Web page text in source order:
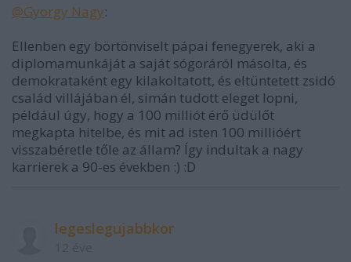
@Gyorgy Nagy:
Ellenben egy börtönviselt pápai fenegyerek, aki a
diplomamunkáját a saját sógoráról másolta, és
demokrataként egy kilakoltatott, és eltüntetett zsidó
család villájában él, simán tudott eleget lopni,
például úgy, hogy a 100 milliót érő üdülőt
megkapta hitelbe, és mit ad isten 100 millióért
visszabéretle tőle az állam? Így indultak a nagy
karrierek a 90-es években :) :D
legeslegujabbkor